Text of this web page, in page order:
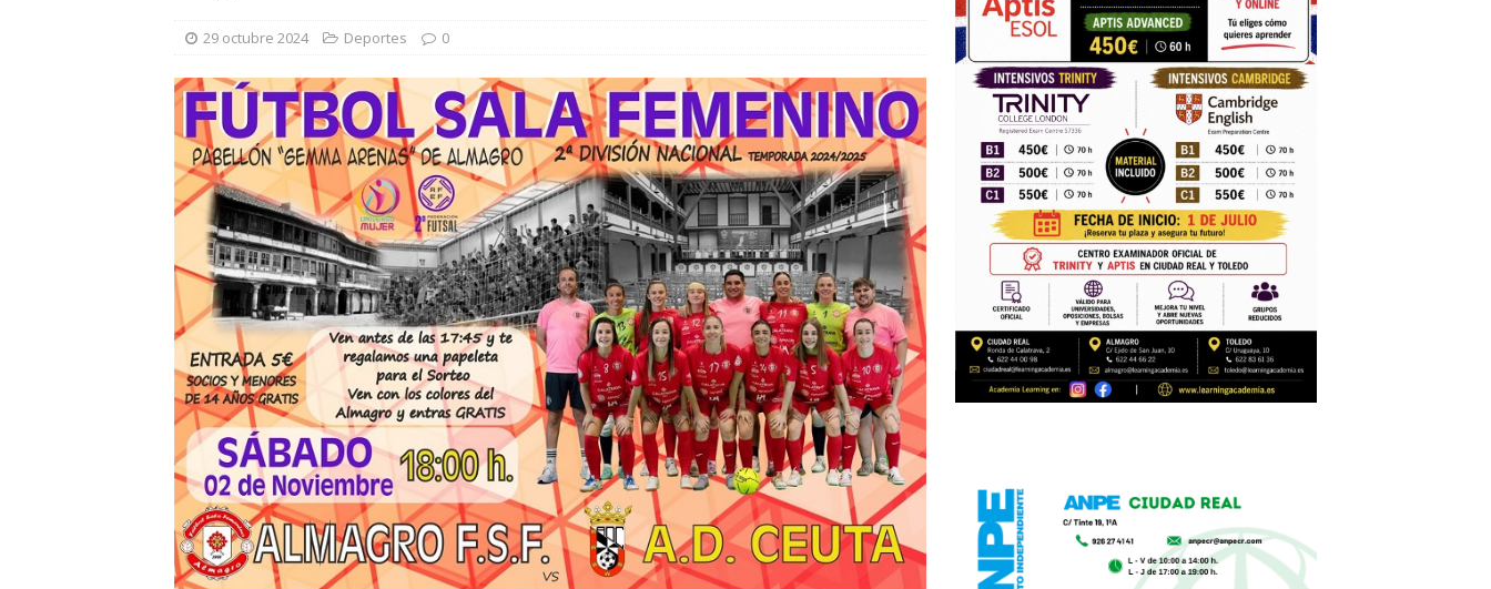
marcada por la devoción y el relevo en la Diputación
de honor en el estreno del Encuentro de Bandas de Alcázar de San Juan
CULTURA
29 octubre 2024 Deportes 0